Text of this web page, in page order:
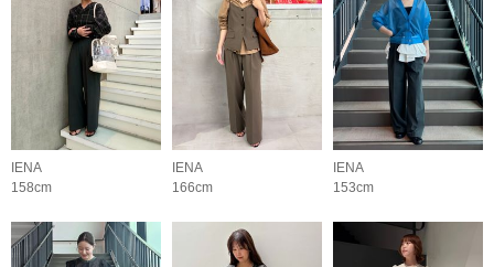
IENA
158cm
IENA
166cm
IENA
153cm